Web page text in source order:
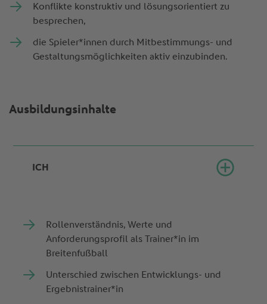
Konflikte konstruktiv und lösungsorientiert zu
besprechen,
die Spieler*innen durch Mitbestimmungs- und
Gestaltungsmöglichkeiten aktiv einzubinden.
Ausbildungsinhalte
ICH
Rollenverständnis, Werte und
Anforderungsprofil als Trainer*in im
Breitenfußball
Unterschied zwischen Entwicklungs- und
Ergebnistrainer*in